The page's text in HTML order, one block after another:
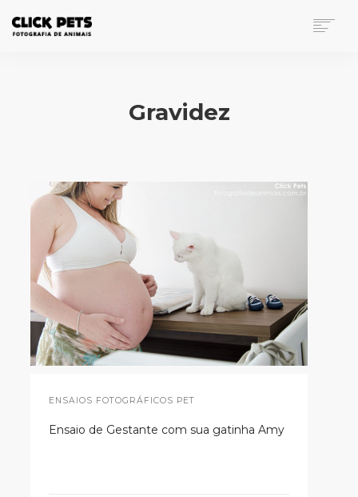
SEARCH
Gravidez
ENSAIOS FOTOGRÁFICOS PET
Ensaio de Gestante com sua gatinha Amy